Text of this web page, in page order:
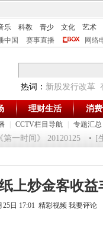
乐 科教 青少 文化
艺术
中国 赛事直播 网络
热词： 新股发行改革
CCTV栏目导航 专题汇总
理财生活 消
一时间》 20120125 [生
上炒金客收益
25日 17:01 精彩视频 我要评论